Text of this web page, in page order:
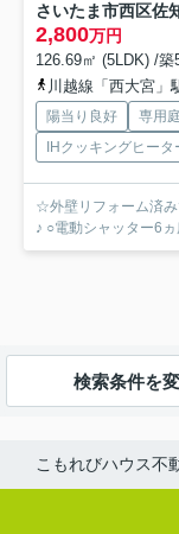
さいたま市西区
2,800万円
126.69㎡ (5LDK) /築
川越線「西大宮」
陽当り良好 専用庭
IHクッキングヒータ
☆外壁リフォーム済
検索条件を
こもれびハウス不